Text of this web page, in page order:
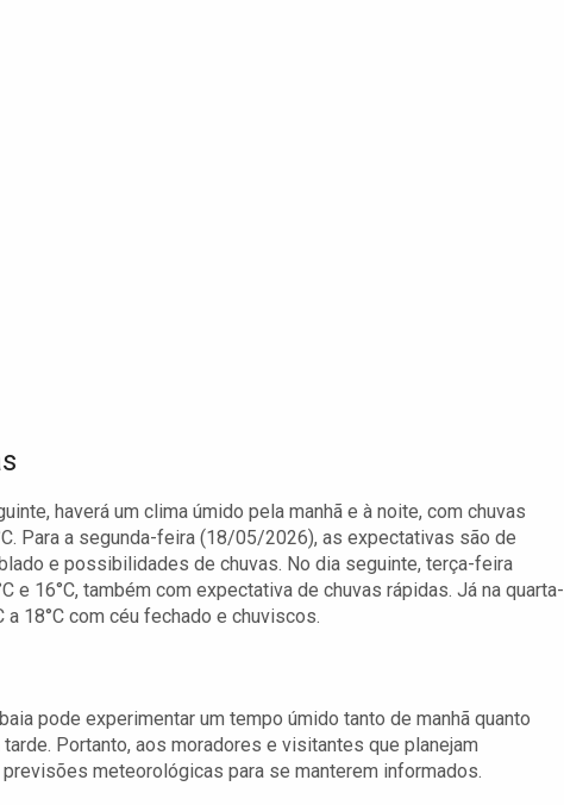
haverá um clima úmido pela manhã e à noite, com chuvas
Para a segunda-feira (18/05/2026), as expectativas são de
e possibilidades de chuvas. No dia seguinte, terça-feira
16°C, também com expectativa de chuvas rápidas. Já na quarta-
18°C com céu fechado e chuviscos.
pode experimentar um tempo úmido tanto de manhã quanto
Portanto, aos moradores e visitantes que planejam
meteorológicas para se manterem informados.